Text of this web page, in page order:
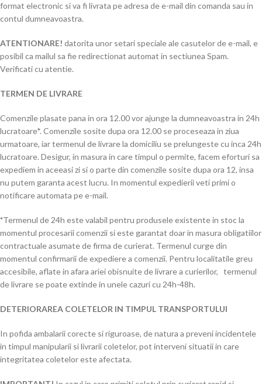
format electronic si va fi livrata pe adresa de e-mail din comanda sau in
contul dumneavoastra.
ATENTIONARE! datorita unor setari speciale ale casutelor de e-mail, e
posibil ca mailul sa fie redirectionat automat in sectiunea Spam.
Verificati cu atentie.
TERMEN DE LIVRARE
Comenzile plasate pana in ora 12.00 vor ajunge la dumneavoastra in 24h
lucratoare*. Comenzile sosite dupa ora 12.00 se proceseaza in ziua
urmatoare, iar termenul de livrare la domiciliu se prelungeste cu inca 24h
lucratoare. Desigur, in masura in care timpul o permite, facem eforturi sa
expediem in aceeasi zi si o parte din comenzile sosite dupa ora 12, insa
nu putem garanta acest lucru. In momentul expedierii veti primi o
notificare automata pe e-mail.
*Termenul de 24h este valabil pentru produsele existente in stoc la
momentul procesarii comenzii si este garantat doar in masura obligatiilor
contractuale asumate de firma de curierat. Termenul curge din
momentul confirmarii de expediere a comenzii. Pentru localitatile greu
accesibile, aflate in afara ariei obisnuite de livrare a curierilor, termenul
de livrare se poate extinde in unele cazuri cu 24h-48h.
DETERIORAREA COLETELOR IN TIMPUL TRANSPORTULUI
In pofida ambalarii corecte si riguroase, de natura a preveni incidentele
in timpul manipularii si livrarii coletelor, pot interveni situatii in care
integritatea coletelor este afectata.